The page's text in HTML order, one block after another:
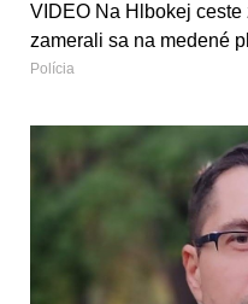
VIDEO Na Hlbokej
zamerali sa na medené
Polícia